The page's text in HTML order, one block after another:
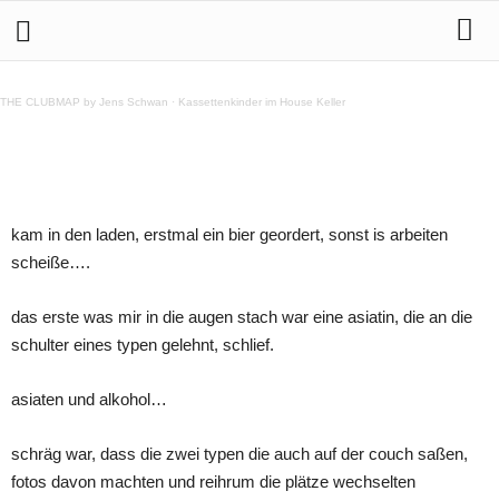
THE CLUBMAP by Jens Schwan · Kassettenkinder im House Keller
Betrachtungen einer Auflege Muschi oder abstruse
kam in den laden, erstmal ein bier geordert, sonst is arbeiten
scheiße….
das erste was mir in die augen stach war eine asiatin, die an die
schulter eines typen gelehnt, schlief.
asiaten und alkohol…
schräg war, dass die zwei typen die auch auf der couch saßen,
fotos davon machten und reihrum die plätze wechselten